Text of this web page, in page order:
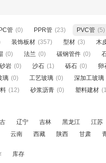
PC管 (0) PPR管 (23) PVC管 (5)
装饰板材 (357) 型材 (3) 木
(0) 法兰 (0) 碳钢管件 (0)
砂岩 (0) 沙石 (1) 砾石 (0) 卵
璃 (0) 工艺玻璃 (0) 深加工玻璃
(12) 砂浆沥青 (0) 塑料建材
辽宁 吉林 黑龙江 江苏
云南 西藏 陕西 甘肃
库存